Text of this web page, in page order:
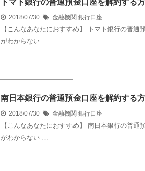
トマト銀行の普通預金口座を解約する
2018/07/30 金融機関 銀行口座
【こんなあなたにおすすめ】 トマト銀行の普通
がわからない …
南日本銀行の普通預金口座を解約する方
2018/07/30 金融機関 銀行口座
【こんなあなたにおすすめ】 南日本銀行の普通
がわからない …